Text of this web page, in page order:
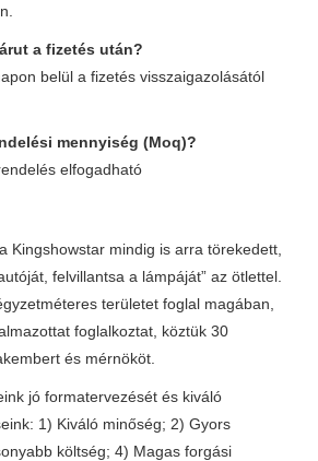
a fizetés után?
belül a fizetés visszaigazolásától
mennyiség (Moq)?
elfogadható
Kingshowstar mindig is arra törekedett,
felvillantsa a lámpáját” az ötlettel.
területet foglal magában,
foglalkoztat, köztük 30
és mérnököt.
jó formatervezését és kiváló
1) Kiváló minőség; 2) Gyors
költség; 4) Magas forgási